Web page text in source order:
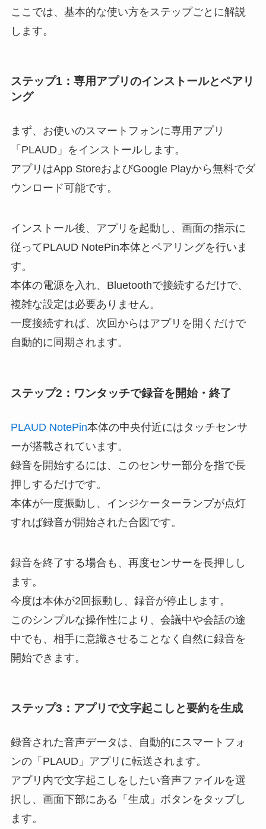
ここでは、基本的な使い方をステップごとに解説
します。
ステップ1：専用アプリのインストールとペアリ
ング
まず、お使いのスマートフォンに専用アプリ
「PLAUD」をインストールします。
アプリはApp StoreおよびGoogle Playから無料でダ
ウンロード可能です。
インストール後、アプリを起動し、画面の指示に
従ってPLAUD NotePin本体とペアリングを行いま
す。
本体の電源を入れ、Bluetoothで接続するだけで、
複雑な設定は必要ありません。
一度接続すれば、次回からはアプリを開くだけで
自動的に同期されます。
ステップ2：ワンタッチで録音を開始・終了
PLAUD NotePin本体の中央付近にはタッチセンサ
ーが搭載されています。
録音を開始するには、このセンサー部分を指で長
押しするだけです。
本体が一度振動し、インジケーターランプが点灯
すれば録音が開始された合図です。
録音を終了する場合も、再度センサーを長押しし
ます。
今度は本体が2回振動し、録音が停止します。
このシンプルな操作性により、会議中や会話の途
中でも、相手に意識させることなく自然に録音を
開始できます。
ステップ3：アプリで文字起こしと要約を生成
録音された音声データは、自動的にスマートフォ
ンの「PLAUD」アプリに転送されます。
アプリ内で文字起こしをしたい音声ファイルを選
択し、画面下部にある「生成」ボタンをタップし
ます。